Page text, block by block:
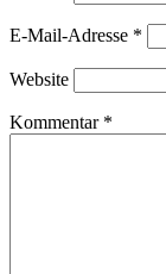
E-Mail-Adresse *
Website
Kommentar *